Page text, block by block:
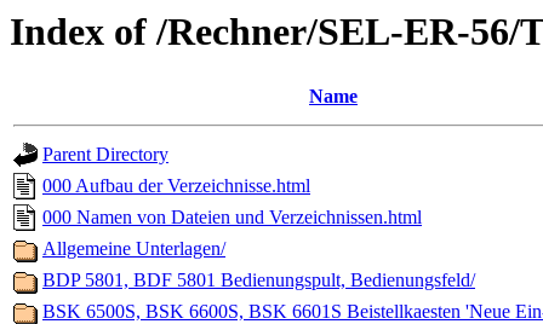
Index of /Rechner/SEL-ER-56/
Name
Parent Directory
000 Aufbau der Verzeichnisse.html
000 Namen von Dateien und Verzeichnissen.html
Allgemeine Unterlagen/
BDP 5801, BDF 5801 Bedienungspult, Bedienungsfeld/
BSK 6500S, BSK 6600S, BSK 6601S Beistellkaesten 'Neue